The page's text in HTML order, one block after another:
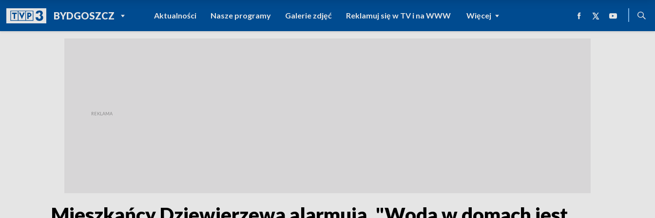
BYDGOSZCZPOWRÓT DO
TVP REGIONY
Aktualności Nasze programy Galerie zdjęć Reklamuj się w TV i na WWW Więcej